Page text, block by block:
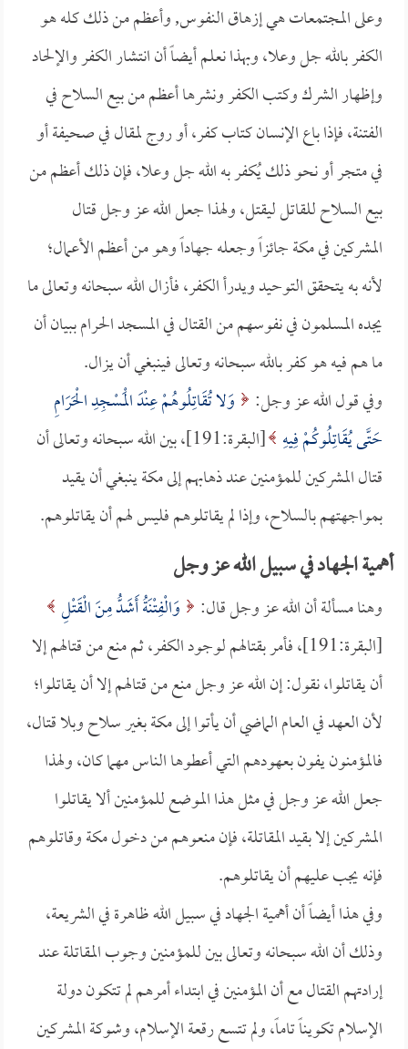
وعلى المجتمعات هي إزهاق النفوس, وأعظم من ذلك كله هو
الكفر بالله جل وعلا، وبهذا نعلم أيضاً أن انتشار الكفر والإلحاد
وإظهار الشرك وكتب الكفر ونشرها أعظم من بيع السلاح في
الفتنة، فإذا باع الإنسان كتاب كفر، أو روج لمقال في صحيفة أو
في متجر أو نحو ذلك يُكفر به الله جل وعلا، فإن ذلك أعظم من
بيع السلاح للقاتل ليقتل، ولهذا جعل الله عز وجل قتال
المشركين في مكة جائزاً وجعله جهاداً وهو من أعظم الأعمال؛
لأنه به يتحقق التوحيد ويدرأ الكفر، فأزال الله سبحانه وتعالى ما
يجده المسلمون في نفوسهم من القتال في المسجد الحرام ببيان أن
ما هم فيه هو كفر بالله سبحانه وتعالى فينبغي أن يزال.
وفي قول الله عز وجل:
وَلا تُقَاتِلُوهُمْ عِنْدَ الْمَسْجِدِ الْحَرَامِ
حَتَّى يُقَاتِلُوكُمْ فِيهِ
[البقرة:191]، بين الله سبحانه وتعالى أن
قتال المشركين للمؤمنين عند ذهابهم إلى مكة ينبغي أن يقيد
بمواجهتهم بالسلاح، وإذا لم يقاتلوهم فليس لهم أن يقاتلوهم.
أهمية الجهاد في سبيل الله عز وجل
وهنا مسألة أن الله عز وجل قال:
وَالْفِتْنَةُ أَشَدُّ مِنَ الْقَتْلِ
[البقرة:191]، فأمر بقتالهم لوجود الكفر، ثم منع من قتالهم إلا
أن يقاتلوا، نقول: إن الله عز وجل منع من قتالهم إلا أن يقاتلوا؛
لأن العهد في العام الماضي أن يأتوا إلى مكة بغير سلاح وبلا قتال،
فالمؤمنون يفون بعهودهم التي أعطوها الناس مهما كان، ولهذا
جعل الله عز وجل في مثل هذا الموضع للمؤمنين ألا يقاتلوا
المشركين إلا بقيد المقاتلة، فإن منعوهم من دخول مكة وقاتلوهم
فإنه يجب عليهم أن يقاتلوهم.
وفي هذا أيضاً أن أهمية الجهاد في سبيل الله ظاهرة في الشريعة،
وذلك أن الله سبحانه وتعالى بين للمؤمنين وجوب المقاتلة عند
إرادتهم القتال مع أن المؤمنين في ابتداء أمرهم لم تتكون دولة
الإسلام تكويناً تاماً، ولم تتسع رقعة الإسلام، وشوكة المشركين